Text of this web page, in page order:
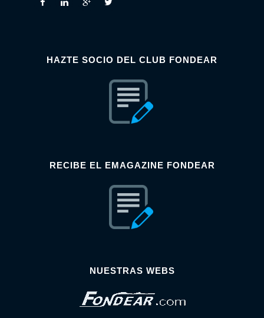
HAZTE SOCIO DEL CLUB FONDEAR
RECIBE EL EMAGAZINE FONDEAR
NUESTRAS WEBS